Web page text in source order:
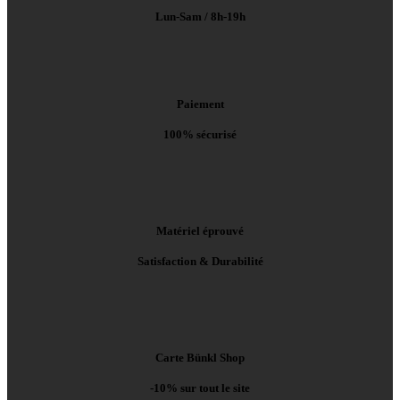
Lun-Sam / 8h-19h
Paiement
100% sécurisé
Matériel éprouvé
Satisfaction & Durabilité
Carte Bünkl Shop
-10% sur tout le site